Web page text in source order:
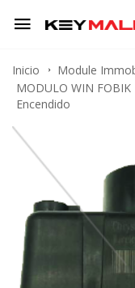
Inicio
Module
MODULO WIN FOBIK
Encendido